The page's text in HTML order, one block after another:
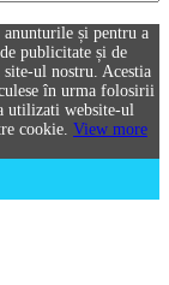
și pentru a
publicitate și de
ul nostru. Acestia
în urma folosirii
utilizati website-ul
cookie. View more